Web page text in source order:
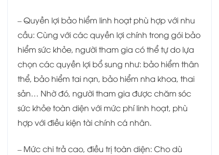
– Quyền lợi bảo hiểm linh hoạt phù hợp với nhu
cầu: Cùng với các quyền lợi chính trong gói bảo
hiểm sức khỏe, người tham gia có thể tự do lựa
chọn các quyền lợi bổ sung như: bảo hiểm thân
thể, bảo hiểm tai nạn, bảo hiểm nha khoa, thai
sản… Nhờ đó, người tham gia được chăm sóc
sức khỏe toàn diện với mức phí linh hoạt, phù
hợp với điều kiện tài chính cá nhân.
– Mức chi trả cao, điều trị toàn diện: Cho dù